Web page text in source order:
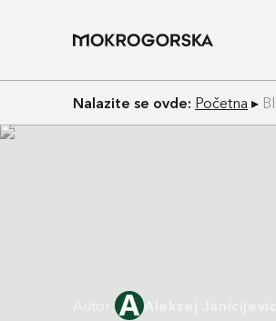
Nalazite se ovde: Početna ▸